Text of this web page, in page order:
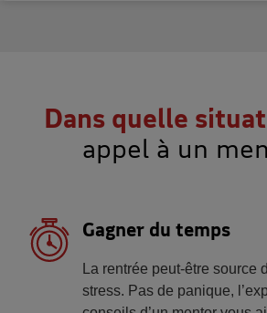
Dans quelle
appel à un
Gagner du temps
La rentrée peut-être source
stress. Pas de panique,